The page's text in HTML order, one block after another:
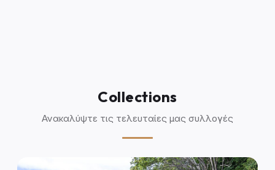
Collections
Ανακαλύψτε τις τελευταίες μας συλλογές